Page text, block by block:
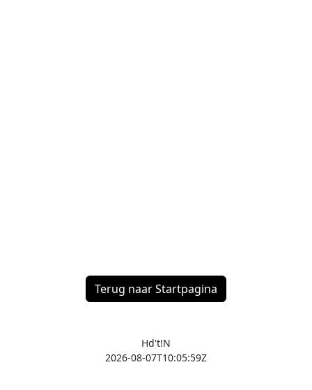
Terug naar Startpagina
Hd't!N
2026-08-07T10:05:59Z